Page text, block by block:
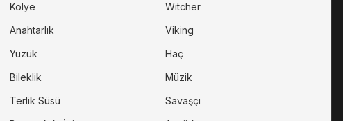
Kolye
Anahtarlık
Yüzük
Bileklik
Terlik Süsü
Witcher
Viking
Haç
Müzik
Savaşçı